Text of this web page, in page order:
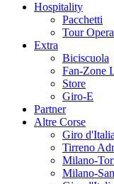
Hospitality
Pacchetti
Tour
Extra
Biciscuola
Fan-Zone
Store
Giro-E
Partner
Altre Corse
Giro d'Italia
Tirreno
Milano-
Milano-